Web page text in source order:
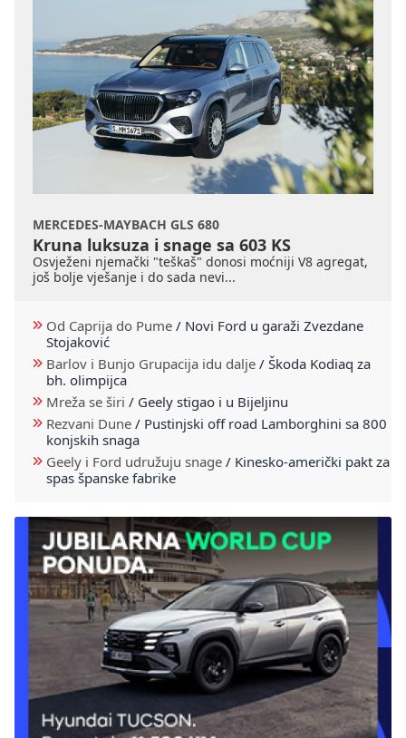
MERCEDES-MAYBACH GLS 680
Kruna luksuza i snage sa 603 KS
Osvježeni njemački "teškaš" donosi moćniji V8 agregat,
još bolje vješanje i do sada nevi...
Od Caprija do Pume / Novi Ford u garaži Zvezdane
Stojaković
Barlov i Bunjo Grupacija idu dalje / Škoda Kodiaq za
bh. olimpijca
Mreža se širi / Geely stigao i u Bijeljinu
Rezvani Dune / Pustinjski off road Lamborghini sa 800
konjskih snaga
Geely i Ford udružuju snage / Kinesko-američki pakt za
spas španske fabrike